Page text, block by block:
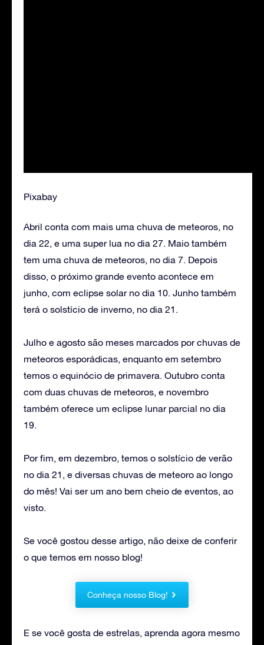
Pixabay
Abril conta com mais uma chuva de meteoros, no
dia 22, e uma super lua no dia 27. Maio também
tem uma chuva de meteoros, no dia 7. Depois
disso, o próximo grande evento acontece em
junho, com eclipse solar no dia 10. Junho também
terá o solstício de inverno, no dia 21.
Julho e agosto são meses marcados por chuvas de
meteoros esporádicas, enquanto em setembro
temos o equinócio de primavera. Outubro conta
com duas chuvas de meteoros, e novembro
também oferece um eclipse lunar parcial no dia
19.
Por fim, em dezembro, temos o solstício de verão
no dia 21, e diversas chuvas de meteoro ao longo
do mês! Vai ser um ano bem cheio de eventos, ao
visto.
Se você gostou desse artigo, não deixe de conferir
o que temos em nosso blog!
Conheça nosso Blog!
E se você gosta de estrelas, aprenda agora mesmo